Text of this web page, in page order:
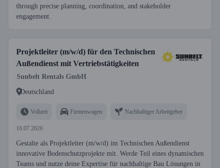
through precise planning, coordination, and stakeholder
engagement.
Projektleiter (m/w/d) für den Technischen
Außendienst mit Vertriebstätigkeiten
Sunbelt Rentals GmbH
Deutschland
Vollzeit Firmenwagen Nachhaltiger Arbeitgeber
16.07.2026
Gestalte als Projektleiter (m/w/d) im Technischen Außendienst
innovative Bodenschutzprojekte mit. Werde Teil eines dynamischen
Teams und nutze deine Expertise für nachhaltige Bau Lösungen in